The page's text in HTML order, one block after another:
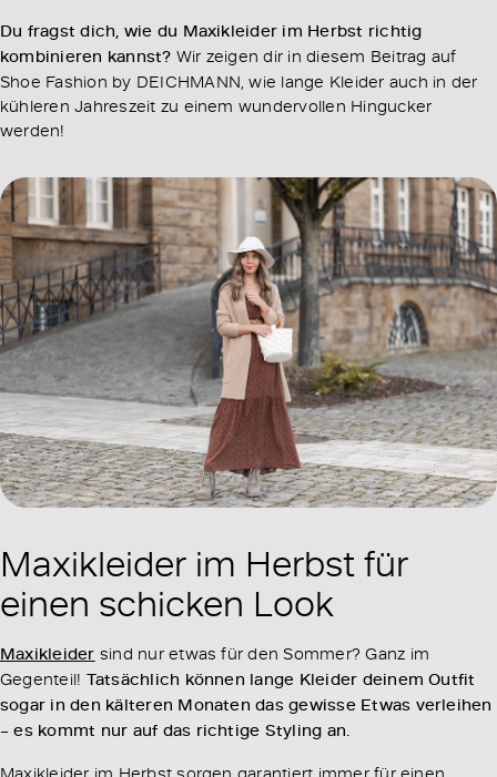
Du fragst dich, wie du Maxikleider im Herbst richtig
kombinieren kannst? Wir zeigen dir in diesem Beitrag auf
Shoe Fashion by DEICHMANN, wie lange Kleider auch in der
kühleren Jahreszeit zu einem wundervollen Hingucker
werden!
Maxikleider im Herbst für
einen schicken Look
Maxikleider sind nur etwas für den Sommer? Ganz im
Gegenteil! Tatsächlich können lange Kleider deinem Outfit
sogar in den kälteren Monaten das gewisse Etwas verleihen
– es kommt nur auf das richtige Styling an.